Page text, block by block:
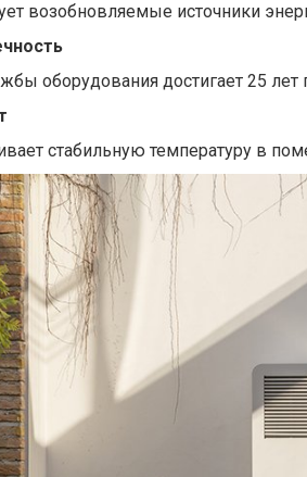
возобновляемые источники
оборудования достигает 25
стабильную температуру в